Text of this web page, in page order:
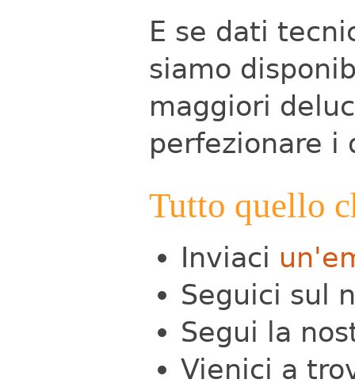
E se dati
siamo
maggiori
perfezionare i
Tutto quello
Inviaci
Seguici sul
Segui la
Vienici a